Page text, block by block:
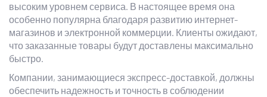
высоким уровнем сервиса. В настоящее время она
особенно популярна благодаря развитию интернет-
магазинов и электронной коммерции. Клиенты ожидают,
что заказанные товары будут доставлены максимально
быстро.
Компании, занимающиеся экспресс-доставкой, должны
обеспечить надежность и точность в соблюдении